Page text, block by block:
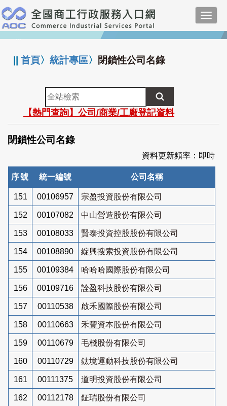
跳
到
主
要
:::
||首頁〉統計專區〉 閉鎖性公司名錄
全
站
檢
索
【熱門查詢】公司/商業/工廠登記資料
閉鎖性公司名錄
資料更新頻率：即時
序號 統一編號 公司名稱
151 00106957 宗盈投資股份有限公司
152 00107082 中山營造股份有限公司
153 00108033 賢泰投資控股股份有限公司
154 00108890 綻興搜索投資股份有限公司
155 00109384 哈哈哈國際股份有限公司
156 00109716 詮盈科技股份有限公司
157 00110538 啟禾國際股份有限公司
158 00110663 禾豐資本股份有限公司
159 00110679 毛棧股份有限公司
160 00110729 鈦境運動科技股份有限公司
161 00111375 道明投資股份有限公司
162 00112178 鉦瑞股份有限公司